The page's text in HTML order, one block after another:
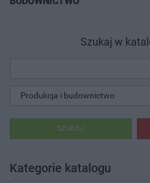
Szukaj w
SZUKAJ
Kategorie katalogu